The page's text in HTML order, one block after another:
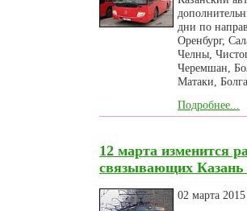
дни по
Оренбург,
Челны,
Черемшан,
Матаки,
Подробнее...
12 марта изменится
связывающих
02 марта 2015